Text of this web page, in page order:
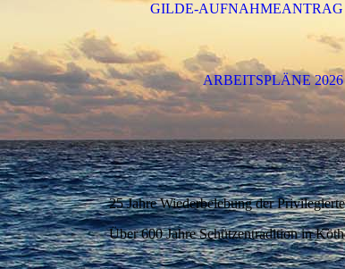
GILDE-AUFNAHMEANTRAG
ARBEITSPLÄNE 2026
25 Jahre Wiederbelebung der
Über 600 Jahre Schützentradition in